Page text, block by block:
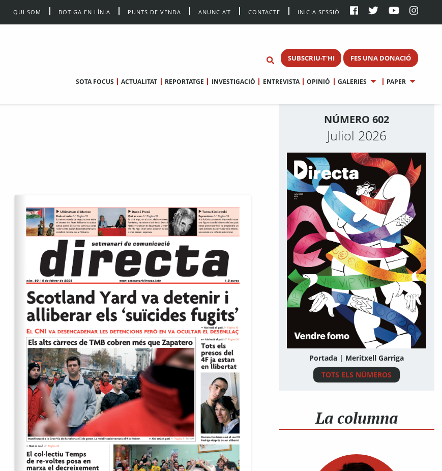
QUI SOM BOTIGA EN LÍNIA PUNTS DE VENDA ANUNCIA’T CONTACTE INICIA SESSIÓ
SUBSCRIU-T'HI FES UNA DONACIÓ
SOTA FOCUS ACTUALITAT REPORTATGE INVESTIGACIÓ ENTREVISTA OPINIÓ GALERIES PAPER
NÚMERO 602
Juliol 2026
Portada | Meritxell Garriga
TOTS ELS NÚMEROS
La columna